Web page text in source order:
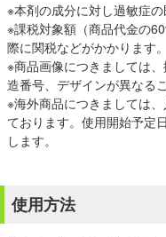
※本剤の成分に対し過敏症
※課税対象額（商品代金の
際に関税などがかかります。
※商品画像につきましては
造番号、デザインが異なる
※海外商品につきましては
ております。使用開始予定
します。
使用方法